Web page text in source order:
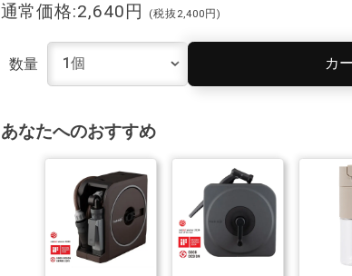
通常価格:2,640円 (税抜2,400円)
数量 カ
あなたへのおすすめ